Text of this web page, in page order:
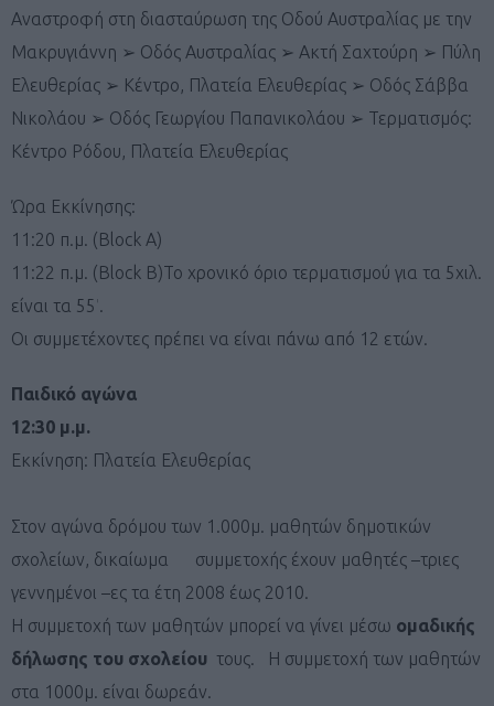
Αναστροφή στη διασταύρωση της Οδού Αυστραλίας με την
Μακρυγιάννη ➢ Οδός Αυστραλίας ➢ Ακτή Σαχτούρη ➢ Πύλη
Ελευθερίας ➢ Κέντρο, Πλατεία Ελευθερίας ➢ Οδός Σάββα
Νικολάου ➢ Οδός Γεωργίου Παπανικολάου ➢ Τερματισμός:
Κέντρο Ρόδου, Πλατεία Ελευθερίας
Ώρα Εκκίνησης:
11:20 π.μ. (Block A)
11:22 π.μ. (Block B)Το χρονικό όριο τερματισμού για τα 5χιλ.
είναι τα 55′.
Οι συμμετέχοντες πρέπει να είναι πάνω από 12 ετών.
Παιδικό αγώνα
12:30 μ.μ.
Εκκίνηση: Πλατεία Ελευθερίας
Στον αγώνα δρόμου των 1.000μ. μαθητών δημοτικών
σχολείων, δικαίωμα συμμετοχής έχουν μαθητές –τριες
γεννημένοι –ες τα έτη 2008 έως 2010.
Η συμμετοχή των μαθητών μπορεί να γίνει μέσω ομαδικής
δήλωσης του σχολείου τους. Η συμμετοχή των μαθητών
στα 1000μ. είναι δωρεάν.